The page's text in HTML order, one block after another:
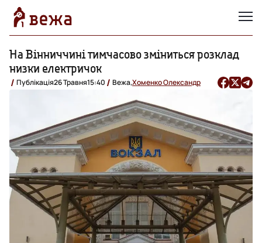
На Вінниччині тимчасово зміниться розклад
низки електричок
Публікація26 Травня15:40 Вежа,Хоменко Олександр